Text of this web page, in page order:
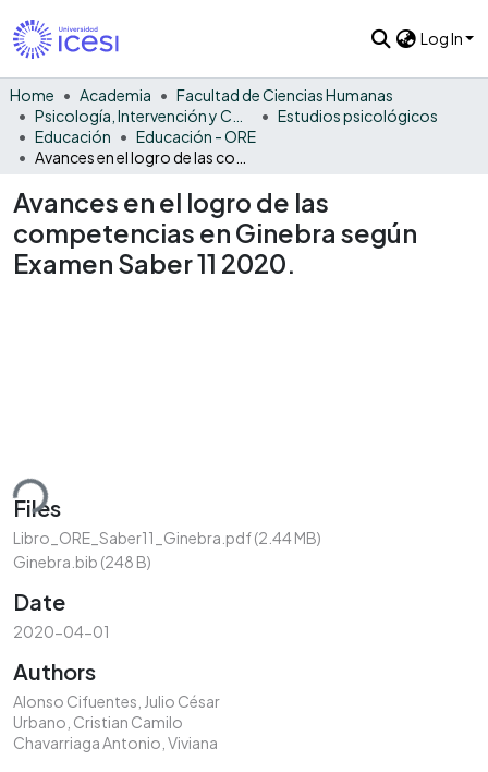
Log In
Home Academia
Facultad de Ciencias Humanas
Estudios psicológicos
Educación
Educación - ORE
Avances en el logro de las
competencias en Ginebra según
Examen Saber 11 2020.
Files
Libro_ORE_Saber11_Ginebra.pdf(2.44 MB)
Ginebra.bib (248 B)
Date
2020-04-01
Authors
Alonso Cifuentes, Julio César
Urbano, Cristian Camilo
Chavarriaga Antonio, Viviana